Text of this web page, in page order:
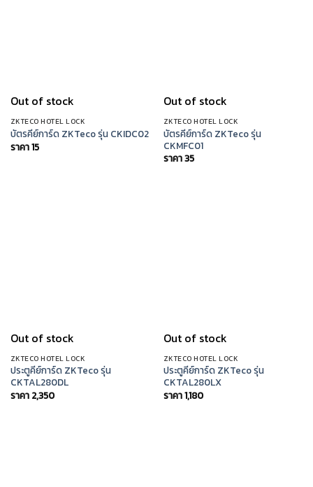
Out of stock
ZKTECO HOTEL LOCK
บัตรคีย์การ์ด ZKTeco รุ่น CKIDC02
ราคา15
Out of stock
ZKTECO HOTEL LOCK
บัตรคีย์การ์ด ZKTeco รุ่น
CKMFC01
ราคา35
Out of stock
ZKTECO HOTEL LOCK
ประตูคีย์การ์ด ZKTeco รุ่น
CKTAL280DL
ราคา 2,350
Out of stock
ZKTECO HOTEL LOCK
ประตูคีย์การ์ด ZKTeco รุ่น
CKTAL280LX
ราคา1,180